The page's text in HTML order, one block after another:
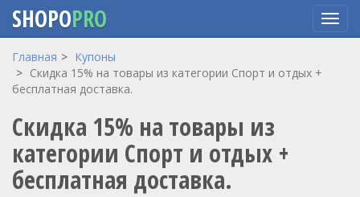
Перейти
основному
SHOPOPRO
Главная
Купоны
Скидка 15% на товары из категории Спорт и отдых +
бесплатная доставка.
Скидка 15% на товары из
категории Спорт и отдых +
бесплатная доставка.